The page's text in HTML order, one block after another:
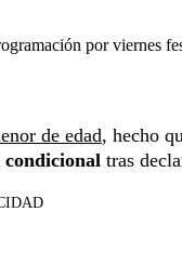
por viernes
de edad, hecho
condicional tras